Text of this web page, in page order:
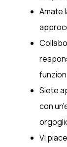
Amate
Siete
con
Vi